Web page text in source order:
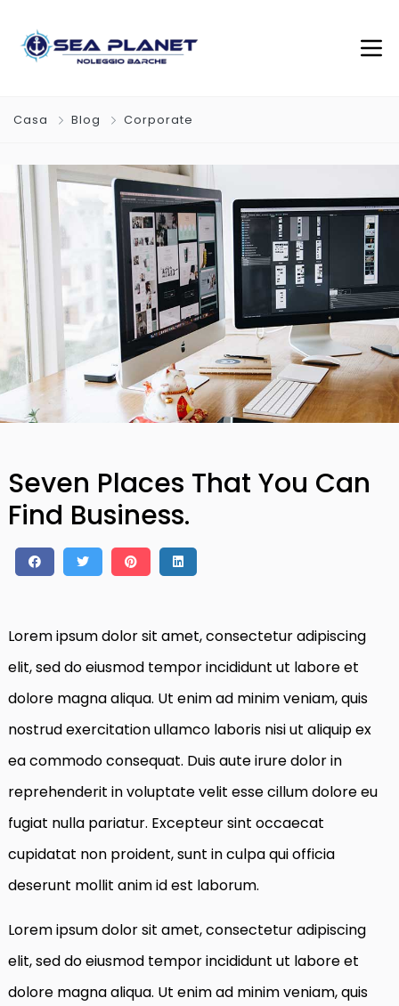
Casa Blog Corporate
Seven Places That You Can
Find Business.
Lorem ipsum dolor sit amet, consectetur adipiscing
elit, sed do eiusmod tempor incididunt ut labore et
dolore magna aliqua. Ut enim ad minim veniam, quis
nostrud exercitation ullamco laboris nisi ut aliquip ex
ea commodo consequat. Duis aute irure dolor in
reprehenderit in voluptate velit esse cillum dolore eu
fugiat nulla pariatur. Excepteur sint occaecat
cupidatat non proident, sunt in culpa qui officia
deserunt mollit anim id est laborum.
Lorem ipsum dolor sit amet, consectetur adipiscing
elit, sed do eiusmod tempor incididunt ut labore et
dolore magna aliqua. Ut enim ad minim veniam, quis